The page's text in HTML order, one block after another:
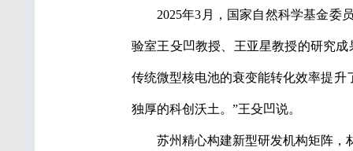
2025年3月，国家自然科学基金委
验室王殳凹教授、王亚星教授的研究
传统微型核电池的衰变能转化效率提升
独厚的科创沃土。”王殳凹说。
苏州精心构建新型研发机构矩阵，